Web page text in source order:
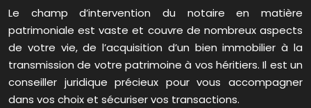
Le champ d’intervention du notaire en matière
patrimoniale est vaste et couvre de nombreux aspects
de votre vie, de l’acquisition d’un bien immobilier à la
transmission de votre patrimoine à vos héritiers. Il est un
conseiller juridique précieux pour vous accompagner
dans vos choix et sécuriser vos transactions.